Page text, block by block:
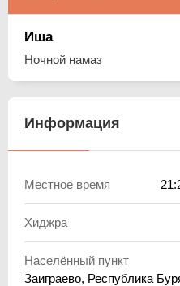
Иша
Ночной намаз
Информация
Местное время
Хиджра
Населённый пункт
Заиграево, Республика